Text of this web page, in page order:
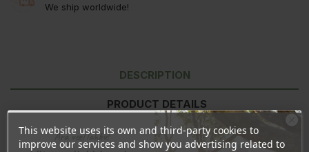
We ship worldwide!
DESCRIPTION
PRODUCT DETAILS
REVIEWS
This website uses its own and third-party cookies to
improve our services and show you advertising related to
Ära veel lahku!